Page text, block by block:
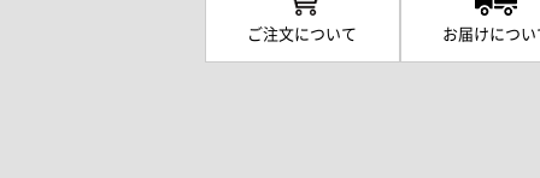
ご注文について お届けについ